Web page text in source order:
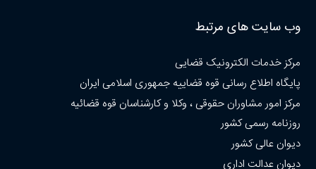
وب سایت های مرتبط
مرکز خدمات الکترونیک قضایی
پایگاه اطلاع رسانی قوه قضاییه جمهوری اسلامی ایران
مرکز امور مشاوران حقوقی ، وکلا و کارشناسان قوه قضائیه
روزنامه رسمی کشور
دیوان عالی کشور
دیوان عدالت اداری